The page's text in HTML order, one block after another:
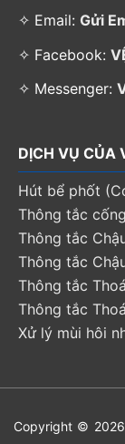
✧ Email: Gửi
✧ Facebook:
✧ Messenger:
DỊCH VỤ CỦA
Hút bể phốt
Thông tắc
Thông tắc
Thông tắc
Thông tắc
Thông tắc
Xử lý mùi hôi
Copyright ©